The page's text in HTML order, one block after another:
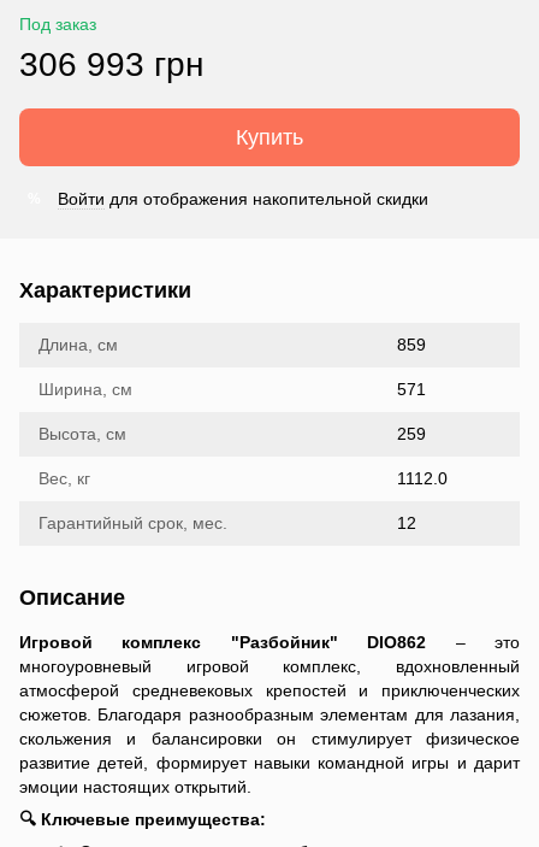
Под заказ
306 993 грн
Купить
Войти для отображения накопительной скидки
Характеристики
Длина, см 859
Ширина, см 571
Высота, см 259
Вес, кг 1112.0
Гарантийный срок, мес. 12
Описание
Игровой комплекс "Разбойник" DIO862 – это
многоуровневый игровой комплекс, вдохновленный
атмосферой средневековых крепостей и приключенческих
сюжетов. Благодаря разнообразным элементам для лазания,
скольжения и балансировки он стимулирует физическое
развитие детей, формирует навыки командной игры и дарит
эмоции настоящих открытий.
🔍 Ключевые преимущества: